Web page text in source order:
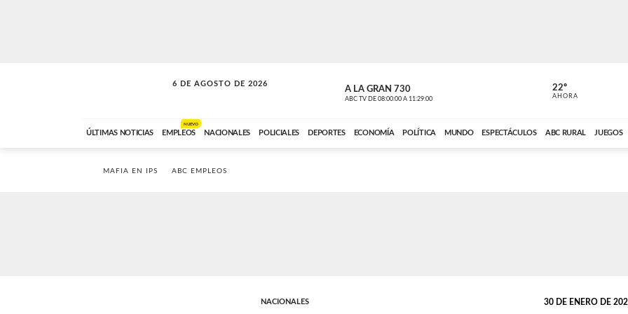
6 DE AGOSTO DE 2026
LA MOVIDA A LA GRAN 730
ABC TV DE 08:00:00 A 11:29:00 ABC CARDINAL
22º
AHORA
ÚLTIMAS NOTICIAS EMPLEOS
NUEVO
NACIONALES POLICIALES DEPORTES ECONOMÍA POLÍTICA MUNDO ESPECTÁCULOS ABC RURAL JUEGOS
MAFIA EN IPS ABC EMPLEOS
NACIONALES 30 DE ENERO DE